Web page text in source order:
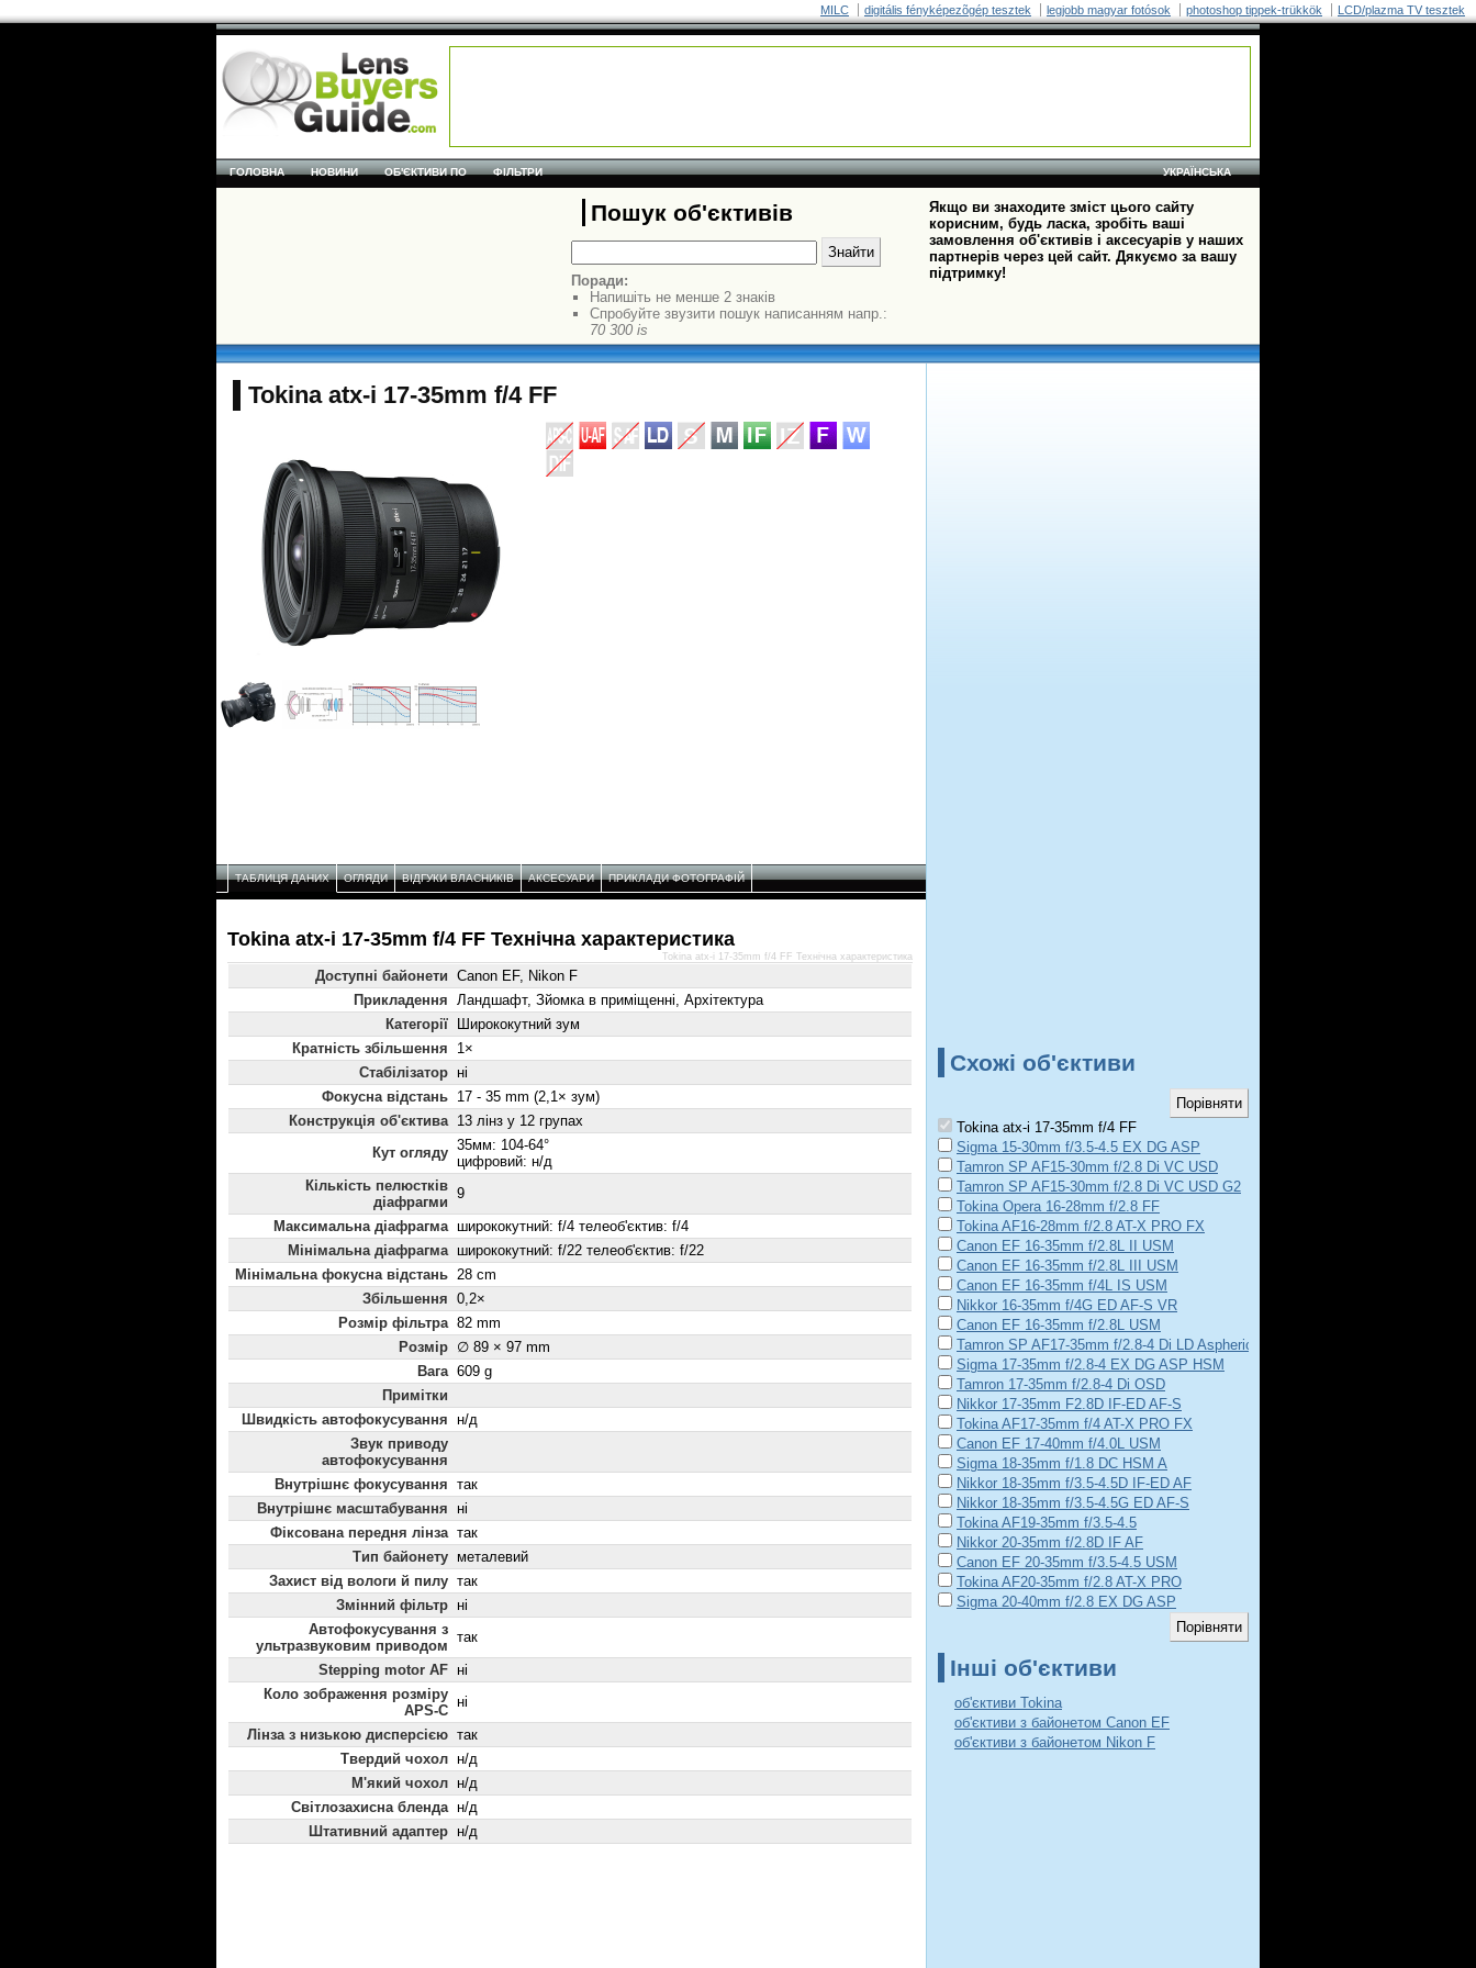
MILC digitális fényképezõgép tesztek legjobb magyar fotósok photoshop tippek-trükkök LCD/plazma TV tesztek
УКРАЇНСЬКА
ГОЛОВНА НОВИНИ ОБ'ЄКТИВИ ПО ФІЛЬТРИ
Пошук об'єктивів
Поради:
Напишіть не менше 2 знаків
Спробуйте звузити пошук написанням напр.:
70 300 is
Якщо ви знаходите зміст цього сайту
корисним, будь ласка, зробіть ваші
замовлення об'єктивів і аксесуарів у наших
партнерів через цей сайт. Дякуємо за вашу
підтримку!
Tokina atx-i 17-35mm f/4 FF
ТАБЛИЦЯ ДАНИХ ОГЛЯДИ ВІДГУКИ ВЛАСНИКІВ АКСЕСУАРИ ПРИКЛАДИ ФОТОГРАФІЙ
Tokina atx-i 17-35mm f/4 FF Технічнa характеристикa
Доступні байонети Canon EF, Nikon F
Прикладення Ландшафт, Зйомка в приміщенні, Архітектура
Категорії
Ширококутний зум
Кратність збільшення
1×
Стабілізатор ні
Фокусна відстань 17 - 35 mm (2,1× зум)
Конструкція об'єктива 13 лінз у 12 групах
Кут огляду 35мм: 104-64°
цифровий: н/д
Кількість пелюстків
діафрагми
9
Максимальна діафрагма ширококутний: f/4 телеоб'єктив: f/4
Мінімальна діафрагма ширококутний: f/22 телеоб'єктив: f/22
Мінімальна фокусна відстань 28 cm
Збільшення 0,2×
Розмір фільтра 82 mm
Розмір ∅ 89 × 97 mm
Вага 609 g
Примітки
Швидкість автофокусування н/д
Звук приводу
автофокусування
Внутрішнє фокусування так
Внутрішнє масштабування
ні
Фіксована передня лінза так
Тип байонету металевий
Захист від вологи й пилу так
Змінний фільтр ні
Автофокусування з
ультразвуковим приводом
так
Stepping motor AF ні
Коло зображення розміру
APS-C
ні
Лінза з низькою дисперсією так
Твердий чохол н/д
М'який чохол н/д
Світлозахисна бленда н/д
Штативний адаптер н/д
Tokina atx-i 17-35mm f/4 FF Технічнa характеристикa
Схожі об'єктиви
Tokina atx-i 17-35mm f/4 FF
Sigma 15-30mm f/3.5-4.5 EX DG ASP
Tamron SP AF15-30mm f/2.8 Di VC USD
Tamron SP AF15-30mm f/2.8 Di VC USD G2
Tokina Opera 16-28mm f/2.8 FF
Tokina AF16-28mm f/2.8 AT-X PRO FX
Canon EF 16-35mm f/2.8L II USM
Canon EF 16-35mm f/2.8L III USM
Canon EF 16-35mm f/4L IS USM
Nikkor 16-35mm f/4G ED AF-S VR
Canon EF 16-35mm f/2.8L USM
Tamron SP AF17-35mm f/2.8-4 Di LD Aspherical
Sigma 17-35mm f/2.8-4 EX DG ASP HSM
Tamron 17-35mm f/2.8-4 Di OSD
Nikkor 17-35mm F2.8D IF-ED AF-S
Tokina AF17-35mm f/4 AT-X PRO FX
Canon EF 17-40mm f/4.0L USM
Sigma 18-35mm f/1.8 DC HSM A
Nikkor 18-35mm f/3.5-4.5D IF-ED AF
Nikkor 18-35mm f/3.5-4.5G ED AF-S
Tokina AF19-35mm f/3.5-4.5
Nikkor 20-35mm f/2.8D IF AF
Canon EF 20-35mm f/3.5-4.5 USM
Tokina AF20-35mm f/2.8 AT-X PRO
Sigma 20-40mm f/2.8 EX DG ASP
Інші об'єктиви
об'єктиви Tokina
об'єктиви з байонетом Canon EF
об'єктиви з байонетом Nikon F